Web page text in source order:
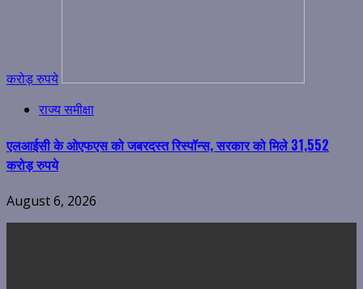
करोड़ रुपये
राज्य समीक्षा
एलआईसी के ओएफएस को जबरदस्त रिस्पॉन्स, सरकार को मिले 31,552
करोड़ रुपये
August 6, 2026